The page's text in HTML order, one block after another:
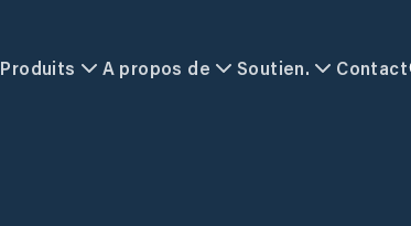
Produits A propos de Soutien. Contact